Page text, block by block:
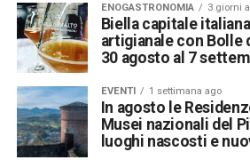
ENOGASTRONOMIA 3 giorni
Biella capitale
artigianale con Bolle
30 agosto al 7
EVENTI 1 settimana ago
In agosto le
Musei nazionali del
luoghi nascosti e